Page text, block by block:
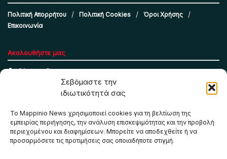
Σεβόμαστε την
ιδιωτικότητά σας
Το Mappinio News χρησιμοποιεί cookies για τη βελτίωση της
εμπειρίας περιήγησης, την ανάλυση επισκεψιμότητας και την προβολή
περιεχομένου και διαφημίσεων. Μπορείτε να αποδεχθείτε ή να
προσαρμόσετε τις προτιμήσεις σας οποιαδήποτε στιγμή.
Πολιτική Απορρήτου Πολιτική Cookies
Όροι Χρήσης
Επικοινωνία
Ακολουθήστε μας